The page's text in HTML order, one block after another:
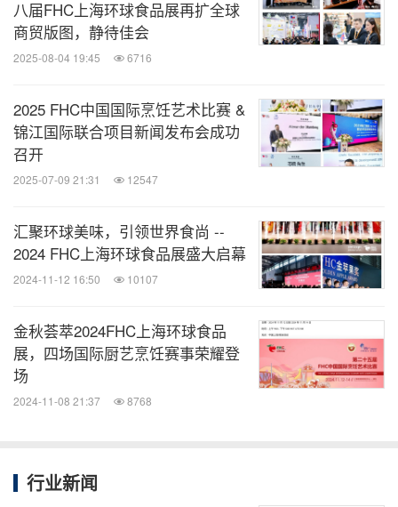
潮下，海天不再仅仅是调味品生产企业，而是扎根后
厨、联结匠人、赋能行业的中餐风味共建者。以赛场
为起点，以展会为窗口，以长期共生平台为根基，海
天正持续用调味力量，陪伴中餐行业与千万厨师共同
上海博华国际展览有限公司
Sinoexpo Informa
上海博华国际展览有限公司是总部设在英国伦敦的英
富曼集团 (Informa PLC., 全球最大的会展主办机构,
英国富时100上市公司）与上海华展国际展览有限公
司。从初创至今30年以来，公司展会全年租馆总面积
已达到150万平方米(数据源于2019年，占当年上海市
八届FHC上海环球食品展再扩全球
商贸版图，静待佳会
2025-08-04 19:45 6716
2025 FHC中国国际烹饪艺术比赛 &
锦江国际联合项目新闻发布会成功
召开
2025-07-09 21:31 12547
汇聚环球美味，引领世界食尚 --
2024 FHC上海环球食品展盛大启幕
2024-11-12 16:50 10107
金秋荟萃2024FHC上海环球食品
展，四场国际厨艺烹饪赛事荣耀登
场
2024-11-08 21:37 8768
行业新闻